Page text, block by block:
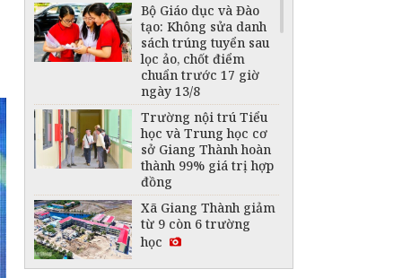
Bộ Giáo dục và Đào
tạo: Không sửa danh
sách trúng tuyển sau
lọc ảo, chốt điểm
chuẩn trước 17 giờ
ngày 13/8
Trường nội trú Tiểu
học và Trung học cơ
sở Giang Thành hoàn
thành 99% giá trị hợp
đồng
Xã Giang Thành giảm
từ 9 còn 6 trường
học